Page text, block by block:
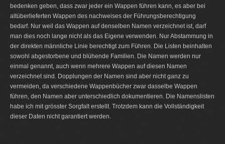
bedenken geben, dass zwar jeder ein Wappen führen kann, es aber bei
altüberlieferten Wappen des nachweises der Führungsberechtigung
bedarf. Nur weil das Wappen auf denselben Namen verzeichnet ist, darf
man dies noch lange nicht als das Eigene verwenden. Nur Abstammung in
der direkten männliche Linie berechtigt zum Führen. Die Listen beinhalten
sowohl abgestorbene und blühende Familien. Die Namen werden nur
einmal genannt, auch wenn mehrere Wappen auf diesen Namen
verzeichnet sind. Dopplungen der Namen sind aber nicht ganz zu
vermeiden, da verschiedene Wappenbücher zwar dasselbe Wappen
führen, den Namen aber unterschiedlich dokumentieren. Die Namenslisten
habe ich mit grösster Sorgfalt erstellt. Trotzdem kann die Vollständigkeit
dieser Daten nicht garantiert werden.